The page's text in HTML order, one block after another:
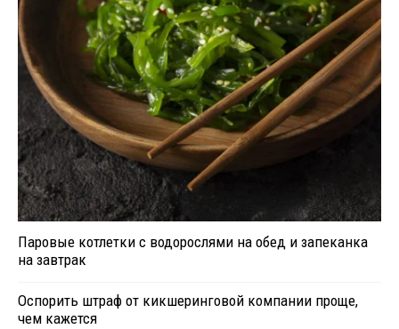
Паровые котлетки с водорослями на обед и запеканка
на завтрак
Оспорить штраф от кикшеринговой компании проще,
чем кажется